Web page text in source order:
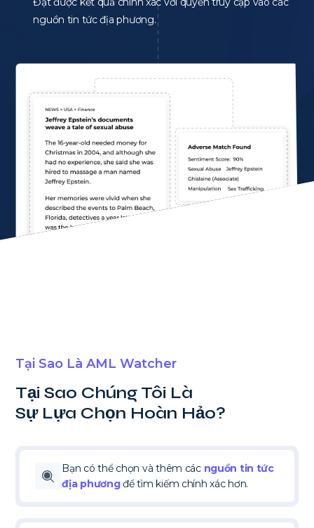
nguồn tin tức địa phương.
Tại Sao Là AML Watcher
Tại Sao Chúng Tôi Là
Sự Lựa Chọn Hoàn Hảo?
Bạn có thể chọn và thêm các nguồn tin tức
địa phươngđể tìm kiếm chính xác hơn.